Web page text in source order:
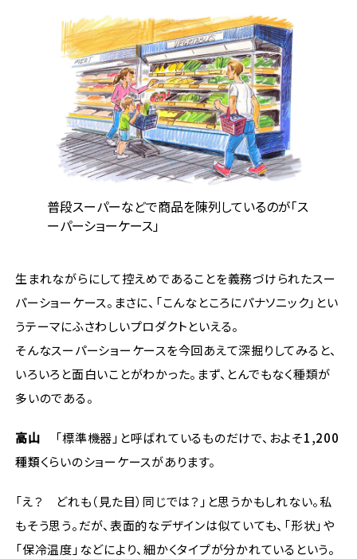
普段スーパーなどで商品を陳列しているのが「ス
ーパーショーケース」
生まれながらにして控えめであることを義務づけられたスー
パーショーケース。まさに、「こんなところにパナソニック」とい
うテーマにふさわしいプロダクトといえる。
そんなスーパーショーケースを今回あえて深掘りしてみると、
いろいろと面白いことがわかった。まず、とんでもなく種類が
多いのである。
高山 「標準機器」と呼ばれているものだけで、およそ1,200
種類くらいのショーケースがあります。
「え？ どれも（見た目）同じでは？」と思うかもしれない。私
もそう思う。だが、表面的なデザインは似ていても、「形状」や
「保冷温度」などにより、細かくタイプが分かれているという。